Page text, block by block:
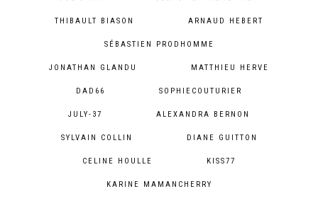
THIBAULT BIASON ARNAUD HEBERT
SÉBASTIEN PRODHOMME
JONATHAN GLANDU MATTHIEU HERVE
DAD66 SOPHIECOUTURIER
JULY-37 ALEXANDRA BERNON
SYLVAIN COLLIN DIANE GUITTON
CELINE HOULLE KISS77
KARINE MAMANCHERRY